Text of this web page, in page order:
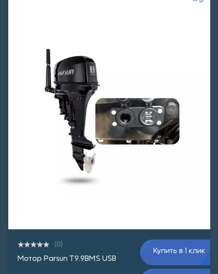
(0)
Мотор Parsun T9.9BMS USB
Купить в 1 клик